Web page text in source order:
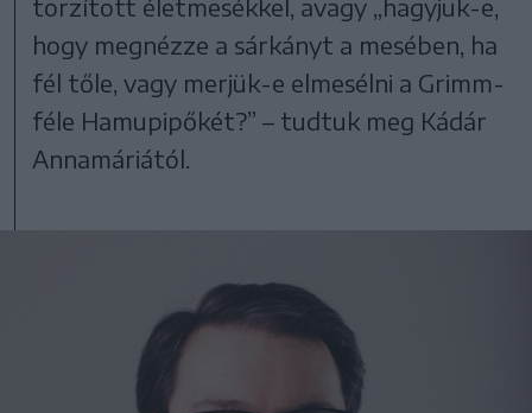
torzított életmesékkel, avagy „hagyjuk-e,
hogy megnézze a sárkányt a mesében, ha
fél tőle, vagy merjük-e elmesélni a Grimm-
féle Hamupipőkét?” – tudtuk meg Kádár
Annamáriától.